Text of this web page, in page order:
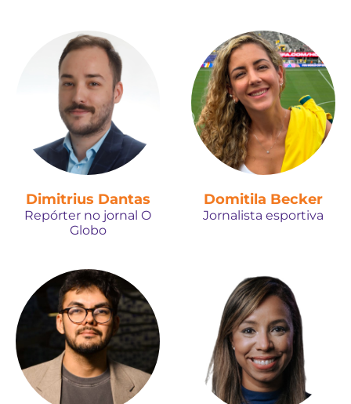
Dimitrius Dantas
Repórter no jornal O
Globo
Domitila Becker
Jornalista esportiva